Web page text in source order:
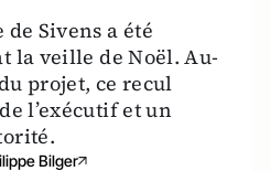
Sivens a été
la veille de Noël. Au-
projet, ce recul
l’exécutif et un
Bilger